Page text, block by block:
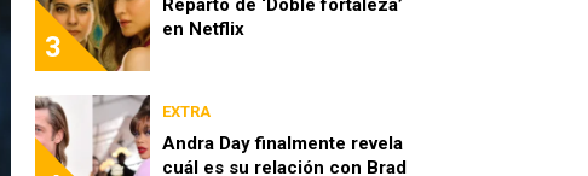
3
Reparto de ‘Doble fortaleza’
en Netflix
EXTRA
Andra Day finalmente revela
cuál es su relación con Brad